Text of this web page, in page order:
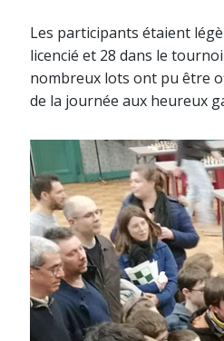
Les participants étaient
licencié et 28 dans le
nombreux lots ont pu être
de la journée aux heureux